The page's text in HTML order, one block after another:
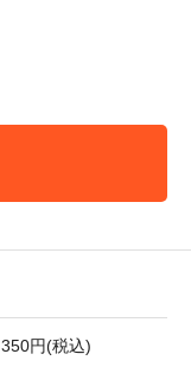
350円(税込)